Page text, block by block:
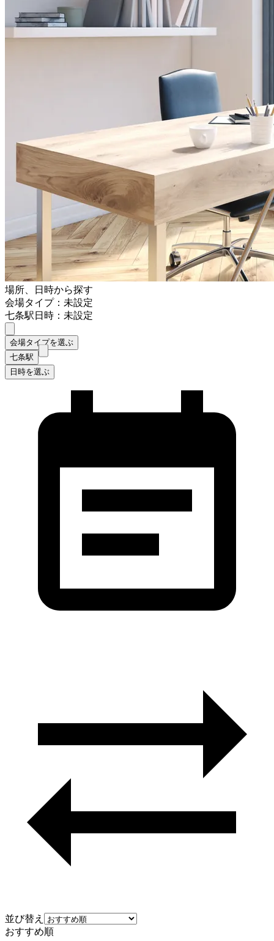
場所、日時から探す
会場タイプ：未設定
七条駅日時：未設定
会場タイプを選ぶ
七条駅
日時を選ぶ
並び替え
おすすめ順